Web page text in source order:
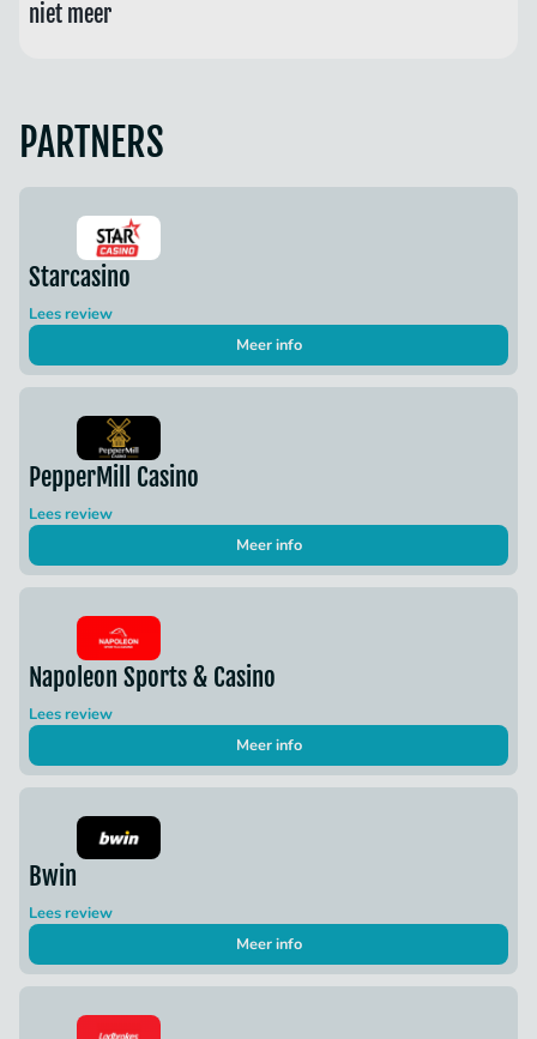
niet meer
PARTNERS
Starcasino
Lees review
Meer info
PepperMill Casino
Lees review
Meer info
Napoleon Sports & Casino
Lees review
Meer info
Bwin
Lees review
Meer info